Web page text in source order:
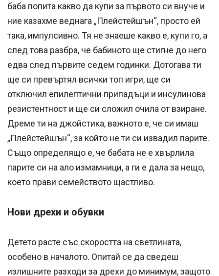
баба попита какво да купи за първото си внуче и
ние казахме веднага „Плейстейшън“, просто ей
така, импулсивно. Тя не знаеше какво е, купи го, а
след това разбра, че бабиното ще стигне до него
едва след първите седем годинки. Дотогава ти
ще си превъртял всички топ игри, ще си
отключил епилептични припадъци и инсулинова
резистентност и ще си сложил очила от взиране.
Дреме ти на джойстика, важното е, че си имаш
„Плейстейшън“, за който не ти си извадил парите.
Също определящо е, че бабата не е хвърлила
парите си на ало измамници, а ги е дала за нещо,
което прави семейството щастливо.
Нови дрехи и обувки
Детето расте със скоростта на светлината,
особено в началото. Опитай се да сведеш
излишните разходи за дрехи до минимум, защото